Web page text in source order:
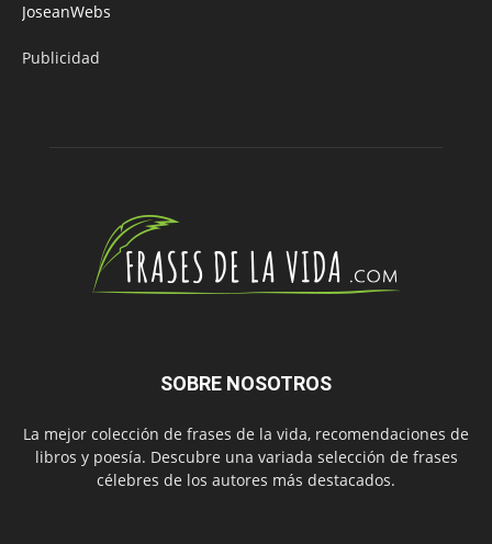
JoseanWebs
Publicidad
SOBRE NOSOTROS
La mejor colección de frases de la vida, recomendaciones de
libros y poesía. Descubre una variada selección de frases
célebres de los autores más destacados.